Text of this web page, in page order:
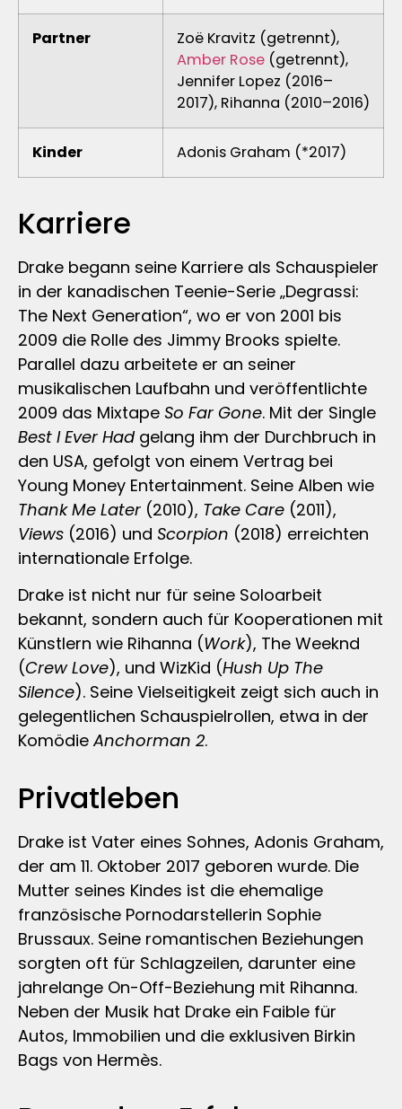
Partner
Zoë Kravitz (getrennt),
Amber Rose (getrennt),
Jennifer Lopez (2016–
2017), Rihanna (2010–2016)
Kinder Adonis Graham (*2017)
Karriere
Drake begann seine Karriere als Schauspieler
in der kanadischen Teenie-Serie „Degrassi:
The Next Generation“, wo er von 2001 bis
2009 die Rolle des Jimmy Brooks spielte.
Parallel dazu arbeitete er an seiner
musikalischen Laufbahn und veröffentlichte
2009 das Mixtape So Far Gone. Mit der Single
Best I Ever Hadgelang ihm der Durchbruch in
den USA, gefolgt von einem Vertrag bei
Young Money Entertainment. Seine Alben wie
Thank Me Later (2010), Take Care (2011),
Views (2016) und Scorpion (2018) erreichten
internationale Erfolge.
Drake ist nicht nur für seine Soloarbeit
bekannt, sondern auch für Kooperationen mit
Künstlern wie Rihanna (Work), The Weeknd
(Crew Love), und WizKid (Hush Up The
Silence). Seine Vielseitigkeit zeigt sich auch in
gelegentlichen Schauspielrollen, etwa in der
KomödieAnchorman 2.
Privatleben
Drake ist Vater eines Sohnes, Adonis Graham,
der am 11. Oktober 2017 geboren wurde. Die
Mutter seines Kindes ist die ehemalige
französische Pornodarstellerin Sophie
Brussaux. Seine romantischen Beziehungen
sorgten oft für Schlagzeilen, darunter eine
jahrelange On-Off-Beziehung mit Rihanna.
Neben der Musik hat Drake ein Faible für
Autos, Immobilien und die exklusiven Birkin
Bags von Hermès.